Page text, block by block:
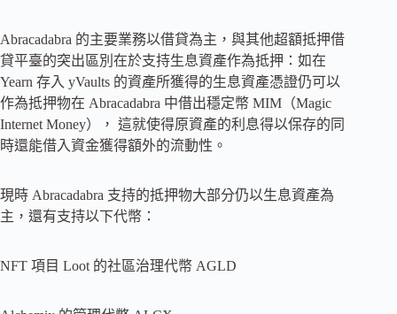
Abracadabra 的主要業務以借貸為主，與其他超額抵押借
貸平臺的突出區別在於支持生息資產作為抵押：如在
Yearn 存入 yVaults 的資產所獲得的生息資產憑證仍可以
作為抵押物在 Abracadabra 中借出穩定幣 MIM（Magic
Internet Money）， 這就使得原資產的利息得以保存的同
時還能借入資金獲得額外的流動性。
現時 Abracadabra 支持的抵押物大部分仍以生息資產為
主，還有支持以下代幣：
NFT 項目 Loot 的社區治理代幣 AGLD